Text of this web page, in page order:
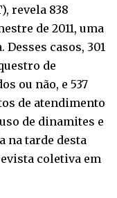
revela 838
de 2011, uma
casos, 301
de
ou não, e 537
de atendimento
de dinamites e
na tarde desta
coletiva em